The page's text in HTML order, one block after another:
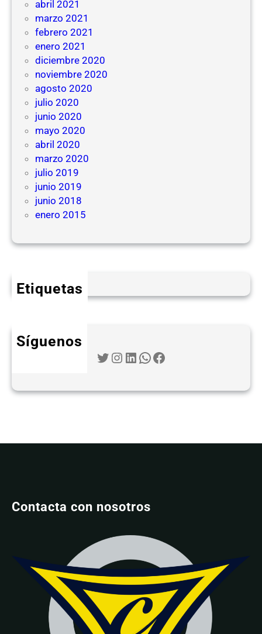
abril 2021
marzo 2021
febrero 2021
enero 2021
diciembre 2020
noviembre 2020
agosto 2020
julio 2020
junio 2020
mayo 2020
abril 2020
marzo 2020
julio 2019
junio 2019
junio 2018
enero 2015
Etiquetas
Síguenos
Twitter Instagram LinkedIn WhatsApp Facebook
Contacta con nosotros